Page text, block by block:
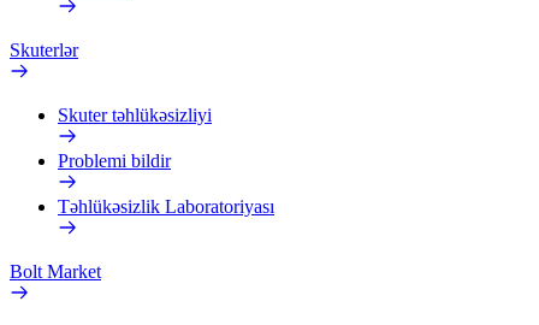
Skuterlər
Skuter təhlükəsizliyi
Problemi bildir
Təhlükəsizlik Laboratoriyası
Bolt Market